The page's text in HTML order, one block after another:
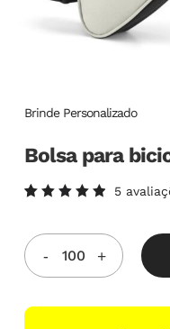
Brinde Personalizado
Bolsa para
5.00de
5, com
baseado
em
clientes
5